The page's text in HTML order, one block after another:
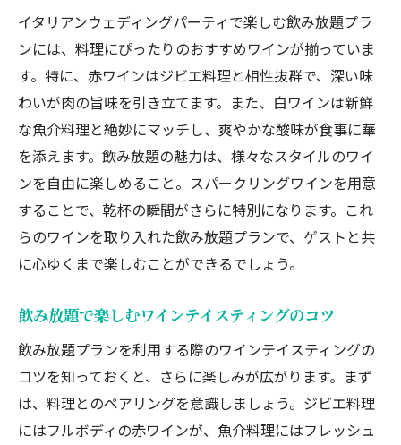
イタリアンウェディングパーティで楽しむ飲み放題プラ
ンには、料理にぴったりのおすすめワインが揃っていま
す。特に、赤ワインはジビエ料理と相性抜群で、深い味
わいが肉の旨味を引き立てます。また、白ワインは新鮮
な魚介料理と絶妙にマッチし、爽やかな酸味が食事に華
を添えます。飲み放題の魅力は、様々なスタイルのワイ
ンを自由に楽しめること。スパークリングワインを用意
することで、乾杯の瞬間がさらに特別になります。これ
らのワインを取り入れた飲み放題プランで、ゲストと共
に心ゆくまで楽しむことができるでしょう。
飲み放題で楽しむワインテイスティングのコツ
飲み放題プランを利用する際のワインテイスティングの
コツを知っておくと、さらに楽しみが広がります。まず
は、料理とのペアリングを意識しましょう。ジビエ料理
にはフルボディの赤ワインが、魚介料理にはフレッシュ